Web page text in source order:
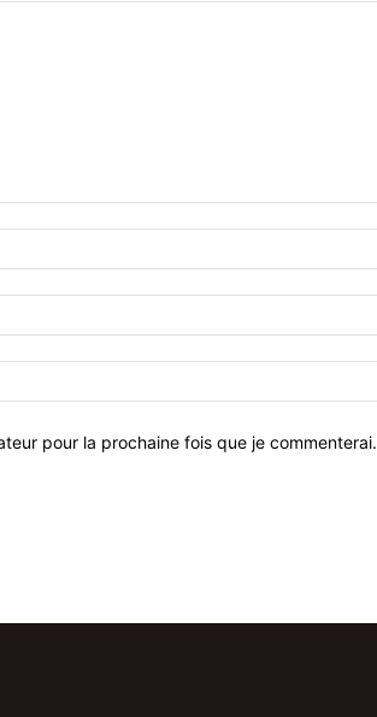
pour la prochaine fois que je commenterai.